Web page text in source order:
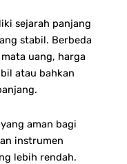
sejarah panjang
stabil. Berbeda
uang, harga
atau bahkan
aman bagi
instrumen
lebih rendah.